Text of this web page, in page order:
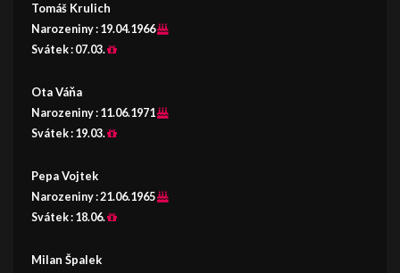
Tomáš Krulich
Narozeniny : 19.04.1966
Svátek : 07.03.
Ota Váňa
Narozeniny : 11.06.1971
Svátek : 19.03.
Pepa Vojtek
Narozeniny :21.06.1965
Svátek : 18.06.
Milan Špalek